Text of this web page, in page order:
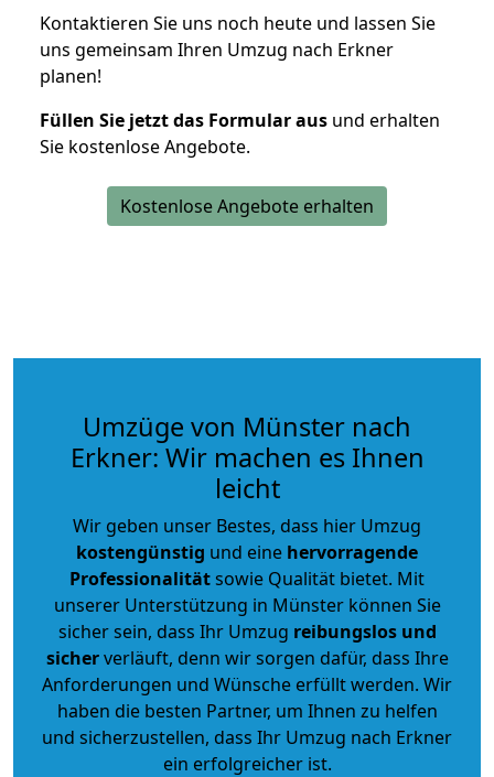
Kontaktieren Sie uns noch heute und lassen Sie
uns gemeinsam Ihren Umzug nach Erkner
planen!
Füllen Sie jetzt das Formular aus und erhalten
Sie kostenlose Angebote.
Kostenlose Angebote erhalten
Umzüge von Münster nach
Erkner: Wir machen es Ihnen
leicht
Wir geben unser Bestes, dass hier Umzug
kostengünstig und eine hervorragende
Professionalitätsowie Qualität bietet. Mit
unserer Unterstützung in Münster können Sie
sicher sein, dass Ihr Umzug reibungslos und
sicherverläuft, denn wir sorgen dafür, dass Ihre
Anforderungen und Wünsche erfüllt werden. Wir
haben die besten Partner, um Ihnen zu helfen
und sicherzustellen, dass Ihr Umzug nach Erkner
ein erfolgreicher ist.